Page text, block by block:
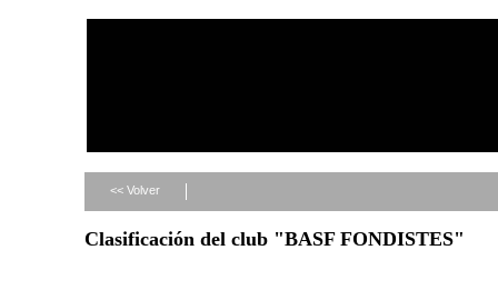
<< Volver
Clasificación del club "BASF FONDISTES"